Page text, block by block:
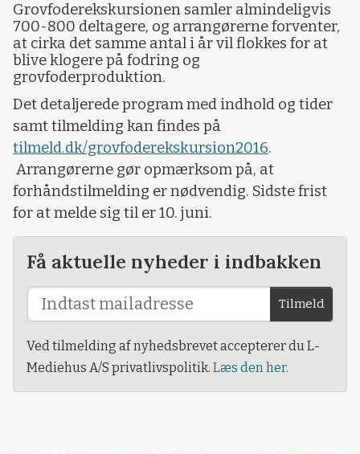
Grovfoderekskursionen samler almindeligvis
700-800 deltagere, og arrangørerne forventer,
at cirka det samme antal i år vil flokkes for at
blive klogere på fodring og
grovfoderproduktion.
Det detaljerede program med indhold og tider
samt tilmelding kan findes på
tilmeld.dk/grovfoderekskursion2016.
Arrangørerne gør opmærksom på, at
forhåndstilmelding er nødvendig. Sidste frist
for at melde sig til er 10. juni.
Få aktuelle nyheder i indbakken
Tilmeld
Ved tilmelding af nyhedsbrevet accepterer du L-
Mediehus A/S privatlivspolitik. Læs den her.